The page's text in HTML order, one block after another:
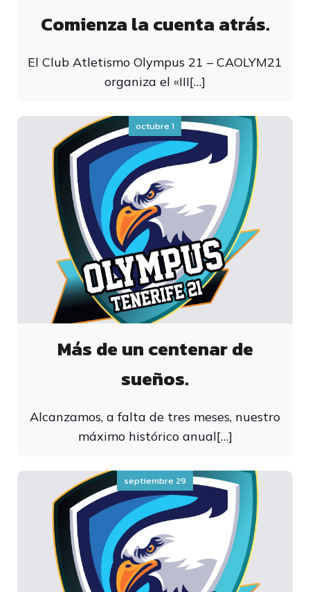
Comienza la cuenta atrás.
El Club Atletismo Olympus 21 – CAOLYM21
organiza el «III[…]
octubre 1
Más de un centenar de
sueños.
Alcanzamos, a falta de tres meses, nuestro
máximo histórico anual[…]
septiembre 29